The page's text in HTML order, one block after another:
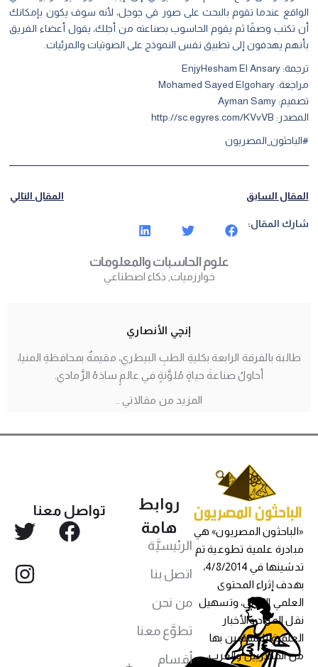
الواقع عندما تقوم بالبحث على صور في جوجل، لأنه سوف يكون بإمكانك
أن تكتب وصفًا ثم يقوم الحاسوب بصناعته من أجلك، يقول أعضاء الفريق
بأنهم يهدفون إلى تطبيق نفس النموذج على الصوتيات والمرئيات.
ترجمة: EnjyHesham El Ansary
مراجعة:Mohamed Sayed Elgohary
تصميم:Ayman Samy
المصدر: http://sc.egyres.com/KVvVB
#الباحثون_المصريون
المقال السابق المقال التالي
شارك المقال:
علوم الحاسبات والمعلومات
خوارزميات ذكاء اصطناعي
إنچي الأنصاري
طالبة بالفرقة الرابعة بكليةِ الطبِ البيطري، مقيمةٌ بمحافظةِ المنيا،
أحاولُ صناعةَ حياةٍ مُلوَّنةٍ في عالمٍ سادَهُ الرَّمادي.
المزيد من مقالاتي ..
«الباحثون المصريون» هي
مبادرة علمية تطوعية تم
تدشينها في 4/8/2014،
بهدف إثراء المحتوى
العلمي العربي، وتسهيل
نقل المواد والأخبار
العلمية للمهتمين بها
من المصريين والعرب،
روابط
هامة
الرئيسيَّة
اتصل بنا
من نحن
تطوَّع معنا
أقسام
تواصل معنا